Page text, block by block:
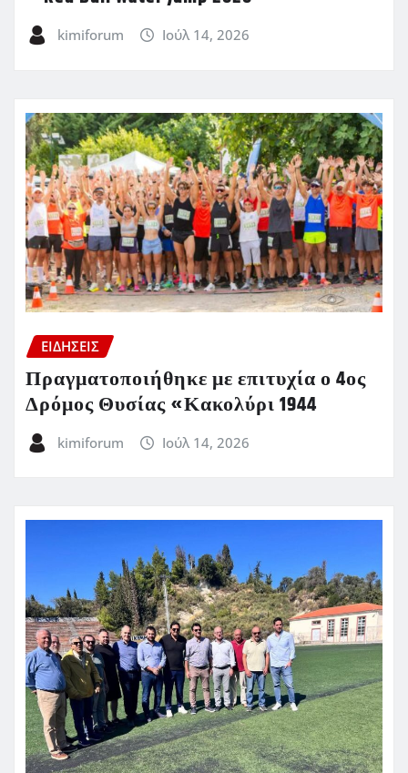
kimiforum Ιούλ 14, 2026
ΕΙΔΗΣΕΙΣ
Πραγματοποιήθηκε με επιτυχία ο 4ος
Δρόμος Θυσίας «Κακολύρι 1944
kimiforum Ιούλ 14, 2026